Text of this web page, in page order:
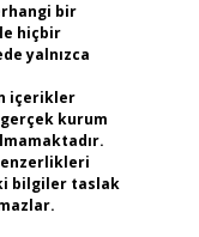
bir
hiçbir
yalnızca
içerikler
kurum
bilgiler taslak